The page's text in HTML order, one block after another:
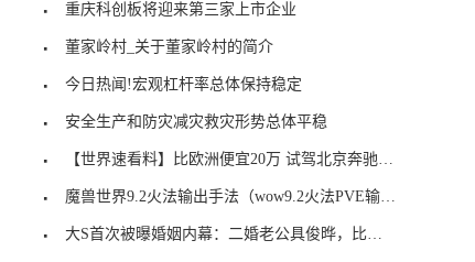
重庆科创板将迎来第三家上市企业
董家岭村_关于董家岭村的简介
今日热闻!宏观杠杆率总体保持稳定
安全生产和防灾减灾救灾形势总体平稳
【世界速看料】比欧洲便宜20万 试驾北京奔驰“诚意
魔兽世界9.2火法输出手法（wow9.2火法PVE输出循环）
大S首次被曝婚姻内幕：二婚老公具俊晔，比不上汪小